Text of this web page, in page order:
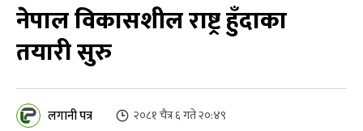
नेपाल विकासशील राष्ट्र हुँदाका
तयारी सुरु
लगानी पत्र २०८१ चैत्र ६ गते २०:४९